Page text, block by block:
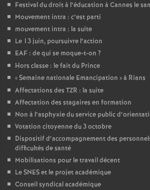
Festival du droit à l’éducation à Cannes le
Mouvement intra : c’est parti
mouvement intra : la suite
Le 13 juin, poursuivre l’action
EAF : de qui se moque-t-on ?
Hors classe : le fait du Prince
«Semaine nationale Emancipation » à Rians
Affectations des TZR : la suite
Affectation des stagaires en formation
Non à l’asphyxie du service public
Votation citoyenne du 3 octobre
Dispositif d’accompagnement des
difficultés de santé
Mobilisations pour le travail décent
Le SNES et le projet académique
Conseil syndical académique